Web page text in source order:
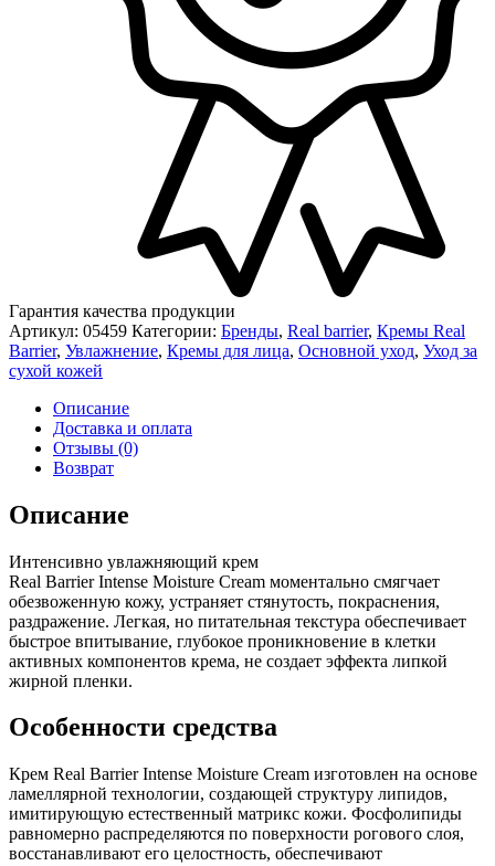
Гарантия качества продукции
Артикул: 05459 Категории: Бренды, Real barrier, Кремы Real
Barrier, Увлажнение, Кремы для лица, Основной уход, Уход за
сухой кожей
Описание
Доставка и оплата
Отзывы (0)
Возврат
Описание
Интенсивно увлажняющий крем
Real Barrier Intense Moisture Cream моментально смягчает
обезвоженную кожу, устраняет стянутость, покраснения,
раздражение. Легкая, но питательная текстура обеспечивает
быстрое впитывание, глубокое проникновение в клетки
активных компонентов крема, не создает эффекта липкой
жирной пленки.
Особенности средства
Крем Real Barrier Intense Moisture Cream изготовлен на основе
ламеллярной технологии, создающей структуру липидов,
имитирующую естественный матрикс кожи. Фосфолипиды
равномерно распределяются по поверхности рогового слоя,
восстанавливают его целостность, обеспечивают